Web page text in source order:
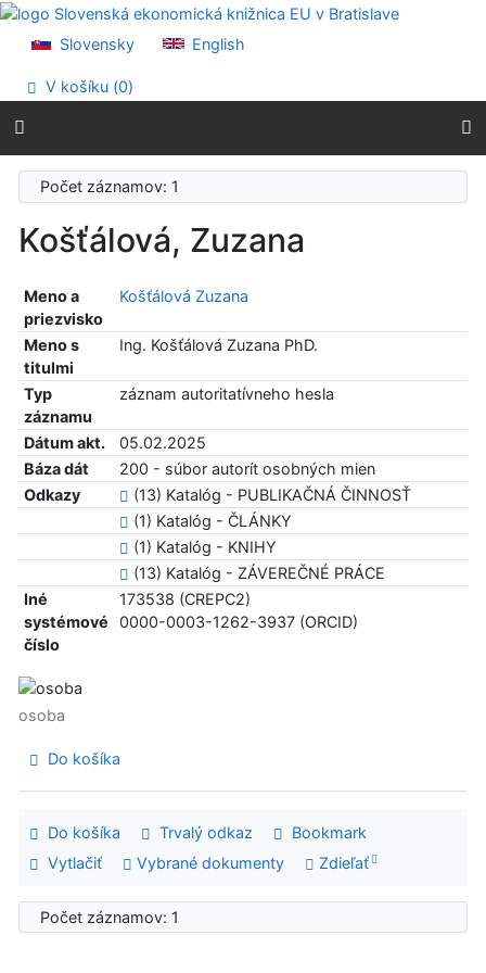
Prejsť na obsah
Prehlásenie o webovej prístupnosti
Slovensky English
V košíku (0)
Počet záznamov: 1
Košťálová, Zuzana
Meno a
priezvisko
Košťálová Zuzana
Meno s
titulmi
Ing. Košťálová Zuzana PhD.
Typ
záznamu
záznam autoritatívneho hesla
Dátum akt.
05.02.2025
Báza dát
200 - súbor autorít osobných mien
Odkazy
(13) Katalóg - PUBLIKAČNÁ ČINNOSŤ
(1) Katalóg - ČLÁNKY
(1) Katalóg - KNIHY
(13) Katalóg - ZÁVEREČNÉ PRÁCE
Iné
systémové
číslo
173538 (CREPC2)
0000-0003-1262-3937 (ORCID)
osoba
Do košíka
Do košíka Trvalý odkaz
Bookmark
Vytlačiť
Vybrané dokumenty Zdieľať
Počet záznamov: 1